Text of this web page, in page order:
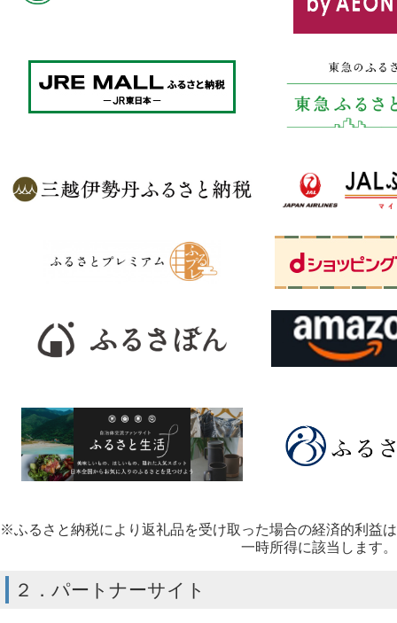
※ふるさと納税により返礼品を受け取った場合の経済的利益は
一時所得に該当します。
２．パートナーサイト